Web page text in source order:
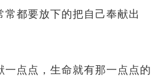
常都要放下的把自己奉献出
一点点，生命就有那一点点的